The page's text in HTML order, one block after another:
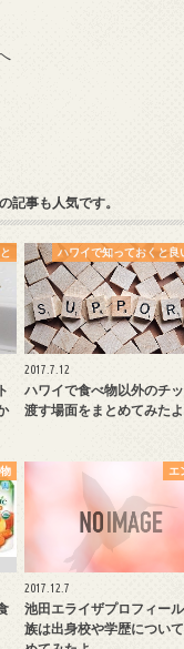
記事も人気です。
ハワイで知っておくと良
2017.7.12
ハワイで食べ物以外のチ
渡す場面をまとめてみたよ
エ
2017.12.7
池田エライザプロフィー
族は出身校や学歴につい